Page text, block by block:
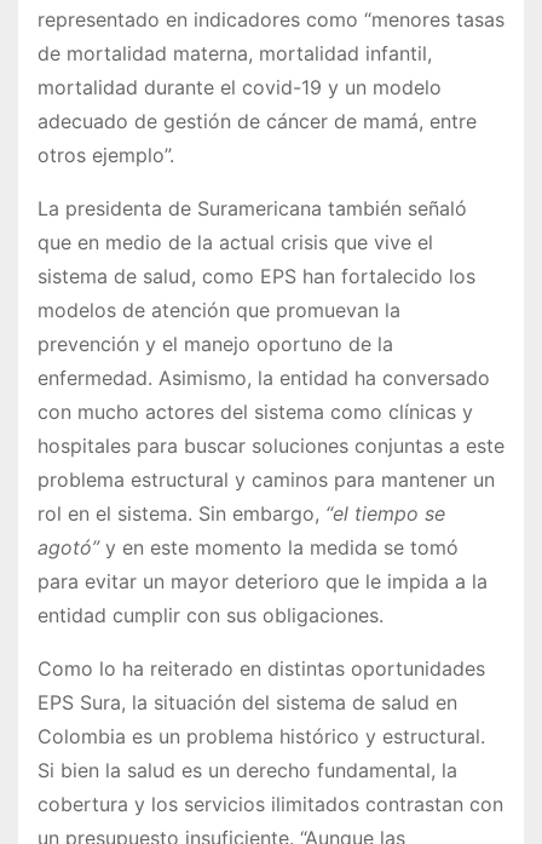
representado en indicadores como “menores tasas
de mortalidad materna, mortalidad infantil,
mortalidad durante el covid-19 y un modelo
adecuado de gestión de cáncer de mamá, entre
otros ejemplo”.
La presidenta de Suramericana también señaló
que en medio de la actual crisis que vive el
sistema de salud, como EPS han fortalecido los
modelos de atención que promuevan la
prevención y el manejo oportuno de la
enfermedad. Asimismo, la entidad ha conversado
con mucho actores del sistema como clínicas y
hospitales para buscar soluciones conjuntas a este
problema estructural y caminos para mantener un
rol en el sistema. Sin embargo, “el tiempo se
agotó”y en este momento la medida se tomó
para evitar un mayor deterioro que le impida a la
entidad cumplir con sus obligaciones.
Como lo ha reiterado en distintas oportunidades
EPS Sura, la situación del sistema de salud en
Colombia es un problema histórico y estructural.
Si bien la salud es un derecho fundamental, la
cobertura y los servicios ilimitados contrastan con
un presupuesto insuficiente. “Aunque las